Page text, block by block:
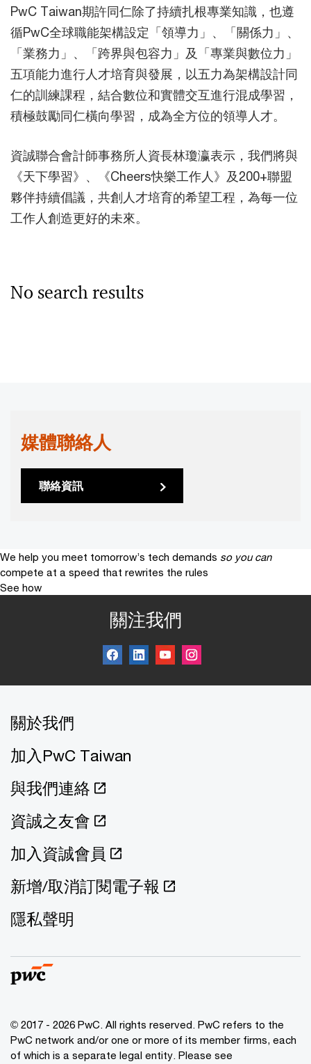
PwC Taiwan期許同仁除了持續扎根專業知識，也遵
循PwC全球職能架構設定「領導力」、「關係力」、
「業務力」、「跨界與包容力」及「專業與數位力」
五項能力進行人才培育與發展，以五力為架構設計同
仁的訓練課程，結合數位和實體交互進行混成學習，
積極鼓勵同仁橫向學習，成為全方位的領導人才。
資誠聯合會計師事務所人資長林瓊瀛表示，我們將與
《天下學習》、《Cheers快樂工作人》及200+聯盟
夥伴持續倡議，共創人才培育的希望工程，為每一位
工作人創造更好的未來。
No search results
媒體聯絡人
聯絡資訊
We help you meet tomorrow’s tech demands so you can
compete at a speed that rewrites the rules
See how
關注我們
關於我們
加入PwC Taiwan
與我們連絡
資誠之友會
加入資誠會員
新增/取消訂閱電子報
隱私聲明
© 2017 - 2026 PwC. All rights reserved. PwC refers to the
PwC network and/or one or more of its member firms, each
of which is a separate legal entity. Please see